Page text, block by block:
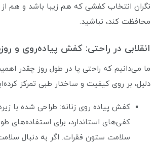
نگران انتخاب کفشی که هم زیبا باشد و هم
محافظت کند، نباشید.
انقلابی در راحتی: کفش پیاده‌روی و
ما می‌دانیم که راحتی پا در طول روز چقدر
دلیل، بر روی کیفیت و ساختار طبی تمرکز
کفش پیاده روی زنانه: طراحی شده با
کفی‌های استاندارد، برای استفاده‌های
سلامت ستون فقرات. اگر به دنبال